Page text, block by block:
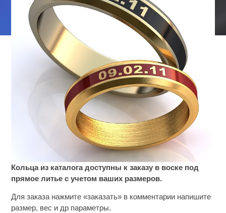
Кольца из каталога доступны к заказу в воске под
прямое литье с учетом ваших размеров.
Для заказа нажмите «заказать» в комментарии напишите
размер, вес и др параметры.